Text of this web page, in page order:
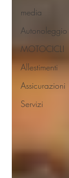
media
Autonoleggio
MOTOCICLI
Allestimenti
Assicurazioni
Servizi